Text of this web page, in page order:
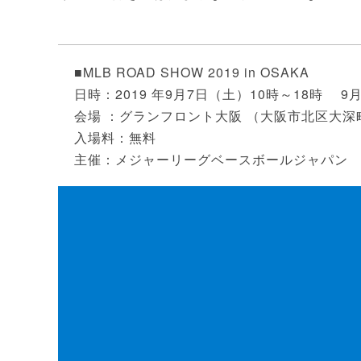
■MLB ROAD SHOW 2019 in OSAKA
日時：2019 年9月7日（土）10時～18時 9
会場 ：グランフロント大阪 （大阪市北区大深
入場料：無料
主催：メジャーリーグベースボールジャパン